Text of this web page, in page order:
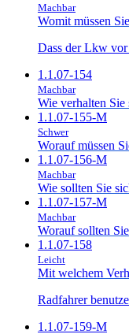
Machbar
Womit müssen
Dass der Lkw
1.1.07-154
Machbar
Wie verhalten
1.1.07-155-M
Schwer
Worauf müssen
1.1.07-156-M
Machbar
Wie sollten Sie
1.1.07-157-M
Machbar
Worauf sollten
1.1.07-158
Leicht
Mit welchem
Radfahrer
1.1.07-159-M